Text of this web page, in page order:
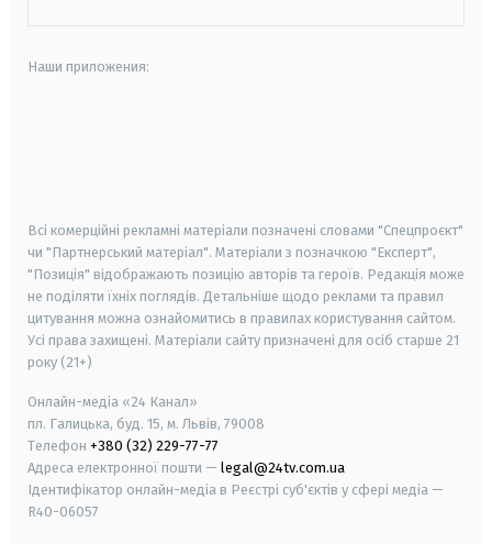
Наши приложения:
Всі комерційні рекламні матеріали позначені словами "Спецпроєкт"
чи "Партнерський матеріал". Матеріали з позначкою "Експерт",
"Позиція" відображають позицію авторів та героїв. Редакція може
не поділяти їхніх поглядів. Детальніше щодо реклами та правил
цитування можна ознайомитись в правилах користування сайтом.
Усі права захищені. Матеріали сайту призначені для осіб старше 21
року (21+)
Онлайн-медіа «24 Канал»
пл. Галицька, буд. 15, м. Львів, 79008
Телефон +380 (32) 229-77-77
Адреса електронної пошти — legal@24tv.com.ua
Ідентифікатор онлайн-медіа в Реєстрі суб'єктів у сфері медіа —
R40-06057